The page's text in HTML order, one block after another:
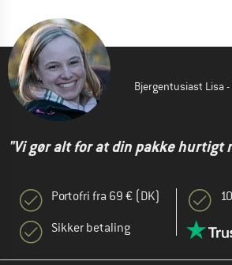
Bjergentusiast Lisa
"Vi gør alt for at din pakke hurtigt
Portofri fra 69 € (DK)
Sikker betaling